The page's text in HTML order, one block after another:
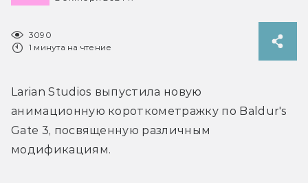
3090
1 минута на чтение
Larian Studios выпустила новую
анимационную короткометражку по Baldur's
Gate 3, посвященную различным
модификациям.